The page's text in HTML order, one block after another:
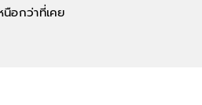
อกว่าที่เคย